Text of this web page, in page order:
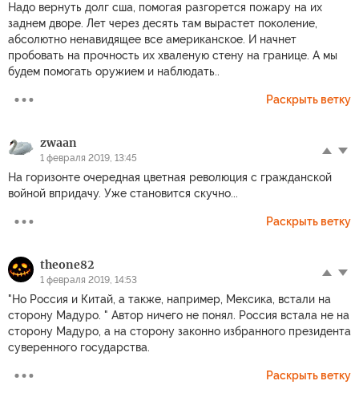
Надо вернуть долг сша, помогая разгорется пожару на их
заднем дворе. Лет через десять там вырастет поколение,
абсолютно ненавидящее все американское. И начнет
пробовать на прочность их хваленую стену на границе. А мы
будем помогать оружием и наблюдать..
Раскрыть ветку
zwaan
1 февраля 2019, 13:45
На горизонте очередная цветная революция с гражданской
войной впридачу. Уже становится скучно...
Раскрыть ветку
theone82
1 февраля 2019, 14:53
"Но Россия и Китай, а также, например, Мексика, встали на
сторону Мадуро. " Автор ничего не понял. Россия встала не на
сторону Мадуро, а на сторону законно избранного президента
суверенного государства.
Раскрыть ветку